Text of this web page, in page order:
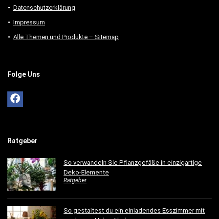
Datenschutzerklärung
Impressum
Alle Themen und Produkte – Sitemap
Folge Uns
Ratgeber
So verwandeln Sie Pflanzgefäße in einzigartige
Deko-Elemente
Ratgeber
So gestaltest du ein einladendes Esszimmer mit